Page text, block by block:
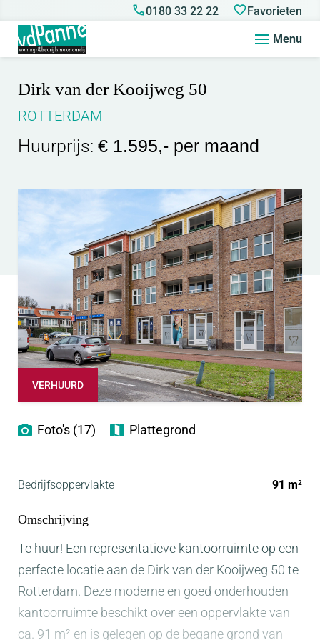
0180 33 22 22 Favorieten
Menu
Dirk van der Kooijweg 50
ROTTERDAM
Huurprijs: € 1.595,- per maand
VERHUURD
Foto's (17) Plattegrond
Bedrijfsoppervlakte 91 m2
Omschrijving
Te huur! Een representatieve kantoorruimte op een
perfecte locatie aan de Dirk van der Kooijweg 50 te
Rotterdam. Deze moderne en goed onderhouden
kantoorruimte beschikt over een oppervlakte van
ca. 91 m² en is gelegen op de begane grond van